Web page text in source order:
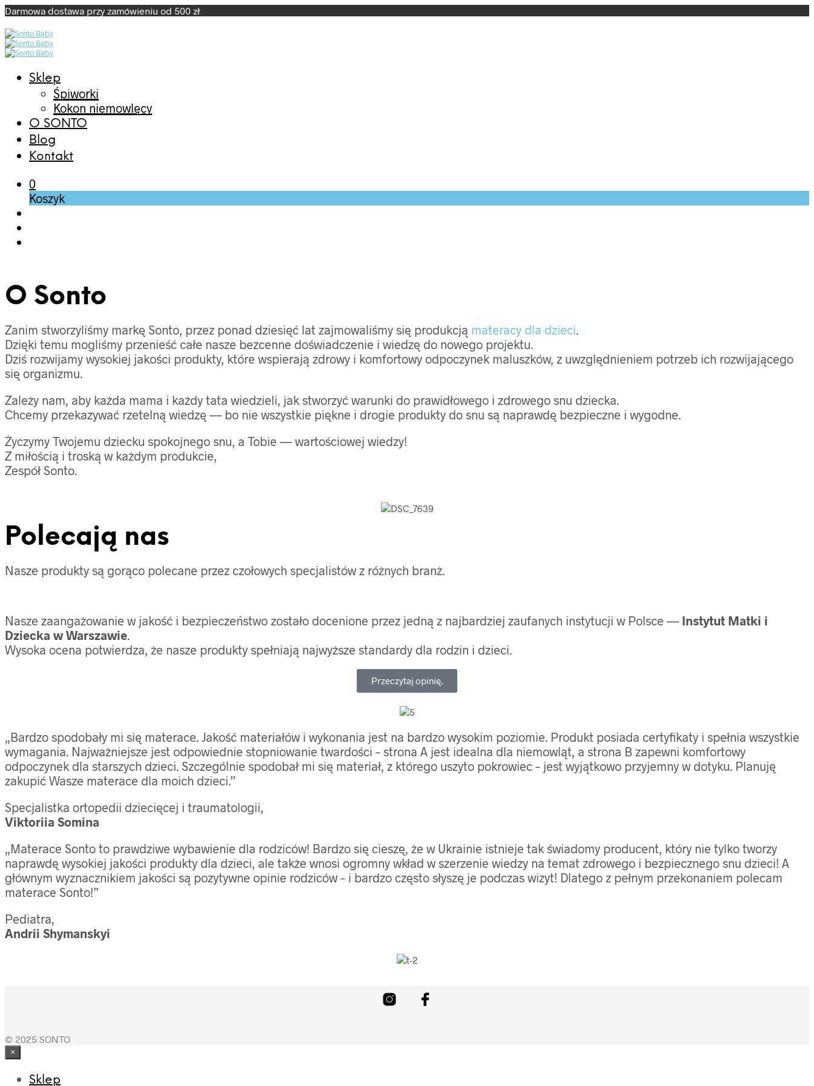
Darmowa dostawa przy zamówieniu od 500 zł
Sklep
Śpiworki
Kokon niemowlęcy
O SONTO
Blog
Kontakt
0
Koszyk
O Sonto
Zanim stworzyliśmy markę Sonto, przez ponad dziesięć lat zajmowaliśmy się produkcją materacy dla dzieci.
Dzięki temu mogliśmy przenieść całe nasze bezcenne doświadczenie i wiedzę do nowego projektu.
Dziś rozwijamy wysokiej jakości produkty, które wspierają zdrowy i komfortowy odpoczynek maluszków, z uwzględnieniem potrzeb ich rozwijającego
się organizmu.
Zależy nam, aby każda mama i każdy tata wiedzieli, jak stworzyć warunki do prawidłowego i zdrowego snu dziecka.
Chcemy przekazywać rzetelną wiedzę — bo nie wszystkie piękne i drogie produkty do snu są naprawdę bezpieczne i wygodne.
Życzymy Twojemu dziecku spokojnego snu, a Tobie — wartościowej wiedzy!
Z miłością i troską w każdym produkcie,
Zespół Sonto.
Polecają nas
Nasze produkty są gorąco polecane przez czołowych specjalistów z różnych branż.
Nasze zaangażowanie w jakość i bezpieczeństwo zostało docenione przez jedną z najbardziej zaufanych instytucji w Polsce — Instytut Matki i
Dziecka w Warszawie.
Wysoka ocena potwierdza, że nasze produkty spełniają najwyższe standardy dla rodzin i dzieci.
Przeczytaj opinię.
„Bardzo spodobały mi się materace. Jakość materiałów i wykonania jest na bardzo wysokim poziomie. Produkt posiada certyfikaty i spełnia wszystkie
wymagania. Najważniejsze jest odpowiednie stopniowanie twardości – strona A jest idealna dla niemowląt, a strona B zapewni komfortowy
odpoczynek dla starszych dzieci. Szczególnie spodobał mi się materiał, z którego uszyto pokrowiec – jest wyjątkowo przyjemny w dotyku. Planuję
zakupić Wasze materace dla moich dzieci.”
Specjalistka ortopedii dziecięcej i traumatologii,
Viktoriia Somina
„Materace Sonto to prawdziwe wybawienie dla rodziców! Bardzo się cieszę, że w Ukrainie istnieje tak świadomy producent, który nie tylko tworzy
naprawdę wysokiej jakości produkty dla dzieci, ale także wnosi ogromny wkład w szerzenie wiedzy na temat zdrowego i bezpiecznego snu dzieci! A
głównym wyznacznikiem jakości są pozytywne opinie rodziców – i bardzo często słyszę je podczas wizyt! Dlatego z pełnym przekonaniem polecam
materace Sonto!”
Pediatra,
Andrii Shymanskyi
© 2025 SONTO
×
Sklep